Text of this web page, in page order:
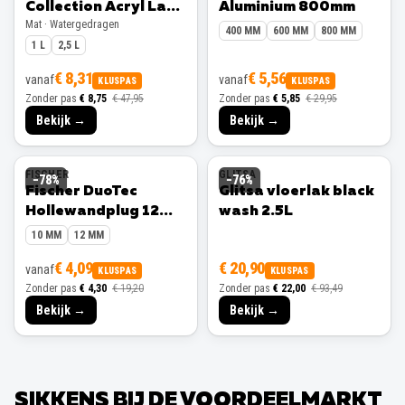
vanaf€ 8,31 KLUSPAS
Zonder pas € 8,75
vanaf€ 5,56 KLUSPAS
Zonder pas€ 5,85 € 29,95
−78%
FISCHER
Fischer DuoTec
Hollewandplug 12
mm 10 stuks
10 MM
vanaf€ 4,09 KLUSPAS
Zonder pas € 4,30
−76%
GLITSA
Glitsa vloerlak black
wash 2.5L
€ 20,90 KLUSPAS
kleur die je wilt.